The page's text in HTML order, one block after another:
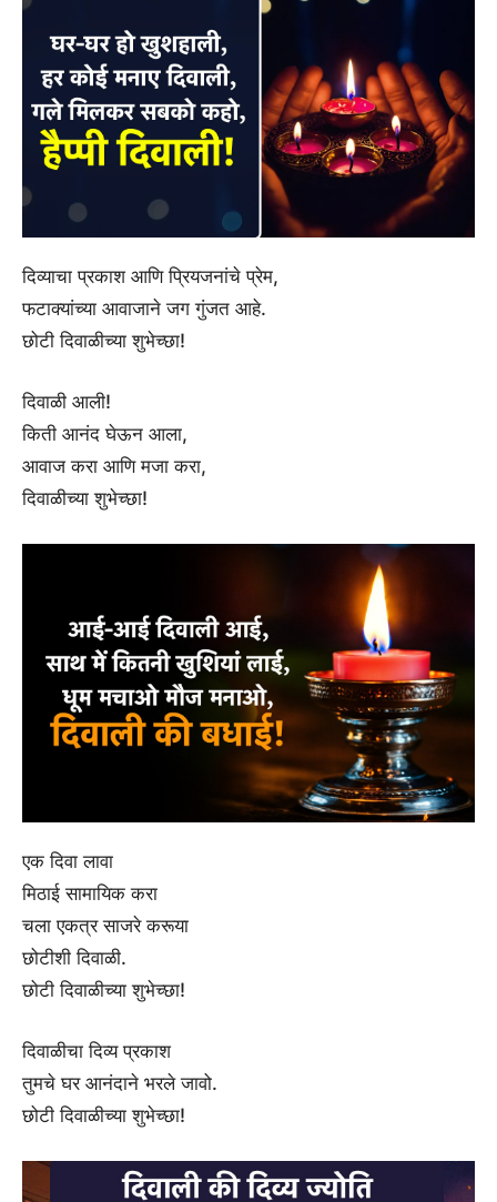
दिव्याचा प्रकाश आणि प्रियजनांचे प्रेम,
फटाक्यांच्या आवाजाने जग गुंजत आहे.
छोटी दिवाळीच्या शुभेच्छा!
दिवाळी आली!
किती आनंद घेऊन आला,
आवाज करा आणि मजा करा,
दिवाळीच्या शुभेच्छा!
एक दिवा लावा
मिठाई सामायिक करा
चला एकत्र साजरे करूया
छोटीशी दिवाळी.
छोटी दिवाळीच्या शुभेच्छा!
दिवाळीचा दिव्य प्रकाश
तुमचे घर आनंदाने भरले जावो.
छोटी दिवाळीच्या शुभेच्छा!